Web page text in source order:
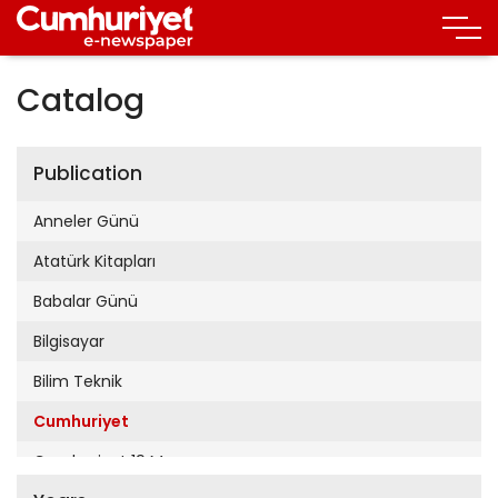
Catalog
Publication
Anneler Günü
Atatürk Kitapları
Babalar Günü
Bilgisayar
Bilim Teknik
Cumhuriyet
Cumhuriyet 19 Mayıs